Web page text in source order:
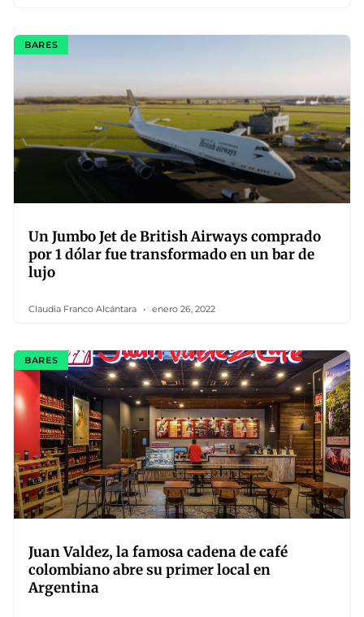
BARES
Un Jumbo Jet de British Airways comprado
por 1 dólar fue transformado en un bar de
lujo
Claudia Franco Alcántara enero 26, 2022
BARES
Juan Valdez, la famosa cadena de café
colombiano abre su primer local en
Argentina